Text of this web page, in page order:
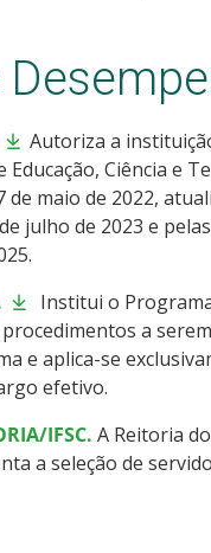
Autoriza a
Ciência e
de maio de 2022,
julho de 2023 e
Institui o
a
e aplica-se
efetivo.
IFSC. A Reitoria
a seleção de